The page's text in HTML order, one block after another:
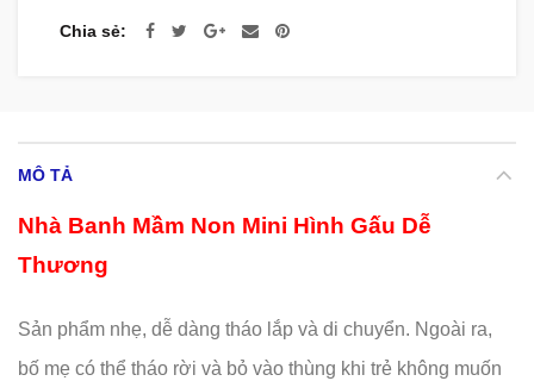
Chia sẻ
MÔ TẢ
Nhà Banh Mầm Non Mini Hình Gấu Dễ
Thương
Sản phẩm nhẹ, dễ dàng tháo lắp và di chuyển. Ngoài ra,
bố mẹ có thể tháo rời và bỏ vào thùng khi trẻ không muốn